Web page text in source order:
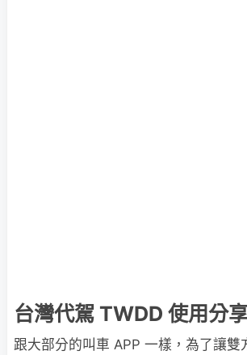
台灣代駕 TWDD 使用分享
跟大部分的叫車 APP 一樣，為了讓雙